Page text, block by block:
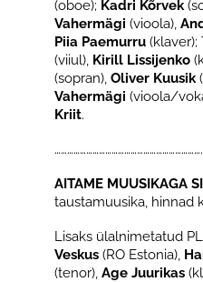
(oboe); Kadri Kõrvek
Vahermägi (vioola),
Piia Paemurru
(viiul), Kirill Lissijenko
(sopran), Oliver Kuusik
Vahermägi (vioola/
Kriit.
AITAME MUUSIKAGA
taustamuusika, hinnad
Lisaks ülalnimetatud
Veskus (RO Estonia),
(tenor), Age Juurikas